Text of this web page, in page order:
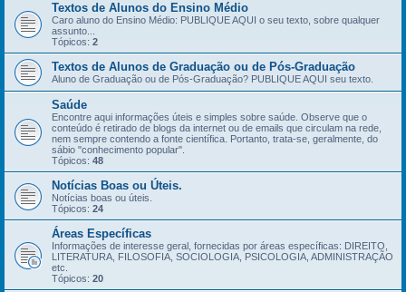
Textos de Alunos do Ensino Médio
Caro aluno do Ensino Médio: PUBLIQUE AQUI o seu texto, sobre qualquer
assunto...
Tópicos: 2
Textos de Alunos de Graduação ou de Pós-Graduação
Aluno de Graduação ou de Pós-Graduação? PUBLIQUE AQUI seu texto.
Saúde
Encontre aqui informações úteis e simples sobre saúde. Observe que o
conteúdo é retirado de blogs da internet ou de emails que circulam na rede,
nem sempre contendo a fonte científica. Portanto, trata-se, geralmente, do
sábio "conhecimento popular".
Tópicos: 48
Notícias Boas ou Úteis.
Notícias boas ou úteis.
Tópicos: 24
Áreas Específicas
Informações de interesse geral, fornecidas por áreas específicas: DIREITO,
LITERATURA, FILOSOFIA, SOCIOLOGIA, PSICOLOGIA, ADMINISTRAÇÃO
etc.
Tópicos: 20